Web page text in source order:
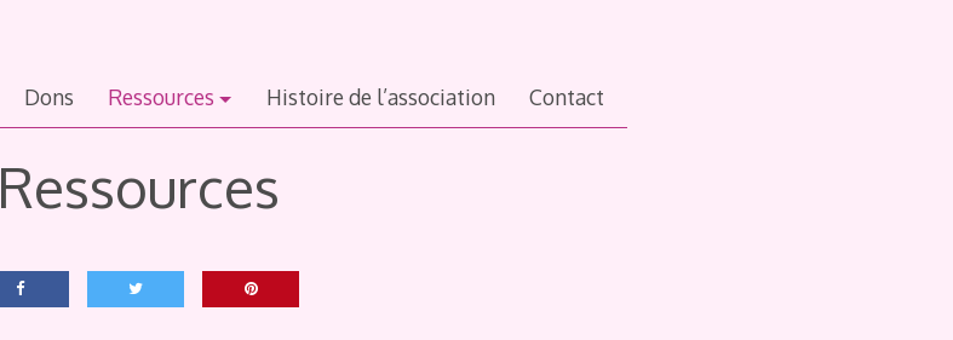
Dons Ressources Histoire de l’association Contact
Ressources